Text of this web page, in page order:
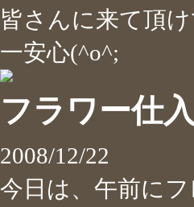
皆さんに来て頂
一安心(^o^;
フラワー仕
2008/12/22
今日は、午前に